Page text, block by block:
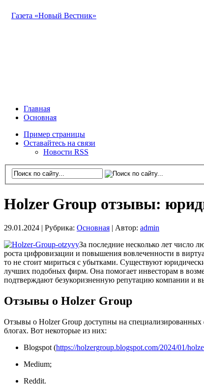
Газета «Новый Вестник»
Главная
Основная
Пример страницы
Оставайтесь на связи
Новости RSS
Holzer Group отзывы:
29.01.2024 | Рубрика: Основная Автор: admin
За последние несколько лет число
роста цифровизации и повышения вовлеченности в
то не стоит мириться с убытками. Существуют
лучших подобных фирм. Она помогает инвесторам в
подтверждают безукоризненную репутацию компании и
Отзывы о Holzer Group
Отзывы о Holzer Group доступны на специализированных
блогах. Вот некоторые из них:
Blogspot (https://holzergroup.blogspot.com/2024/01/
Medium;
Reddit.